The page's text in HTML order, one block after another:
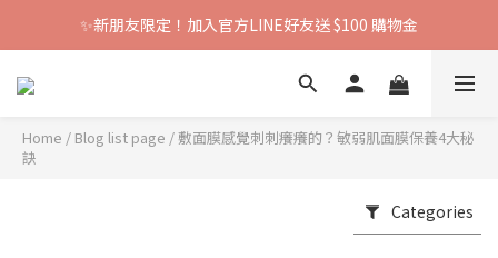
✨新朋友限定！加入官方LINE好友送 $100 購物金
Home / Blog list page /敷面膜感覺刺刺癢癢的？敏弱肌面膜保養4大秘
訣
Categories